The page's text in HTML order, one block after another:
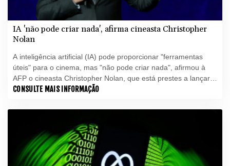
IA 'não pode criar nada', afirma cineasta Christopher
Nolan
A inteligência artificial (IA) pode proporcionar "ferramentas
úteis" para o cinema, mas "não pode criar nada", afirmou à
AFP o cineasta Christopher Nolan, que está prestes a lançar
seu novo filme "A Odisseia".
CONSULTE MAIS INFORMAÇÃO